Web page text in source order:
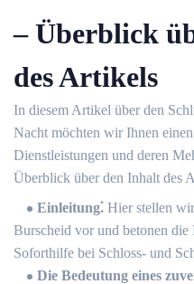
– Überblick
des Artikels
In diesem Artikel über den
Nacht möchten wir Ihnen
Dienstleistungen und deren
Überblick über den Inhalt des
Einleitung⁚ Hier stellen
Burscheid vor und betonen die
Soforthilfe bei Schloss- und
Die Bedeutung eines